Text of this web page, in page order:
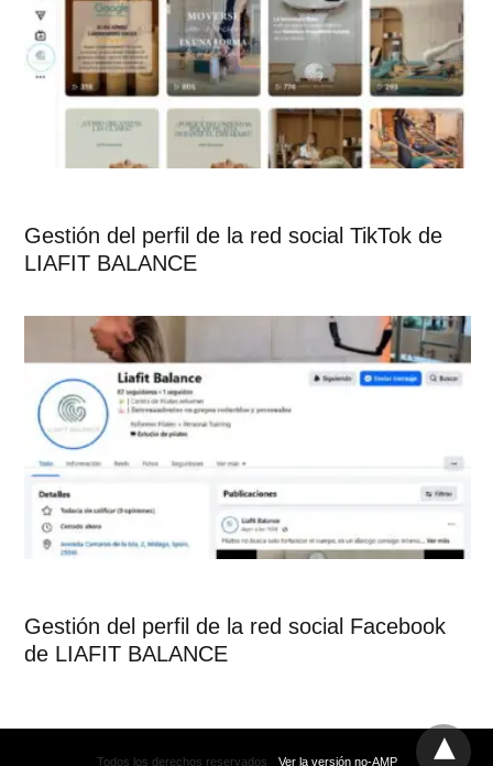
Gestión del perfil de la red social TikTok de
LIAFIT BALANCE
Gestión del perfil de la red social Facebook
de LIAFIT BALANCE
Todos los derechos reservados Ver la versión no-AMP